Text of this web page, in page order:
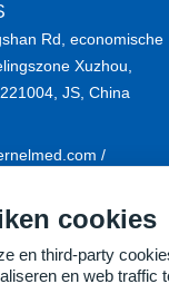
Rd, economische
Xuzhou,
JS, China
/
cookies
en third-party
en web traffic